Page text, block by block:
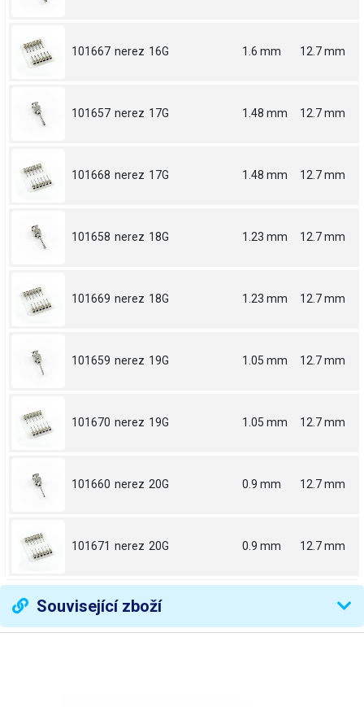
101667 nerez 16G 1.6 mm 12.7 mm
101657 nerez 17G 1.48 mm 12.7 mm
101668 nerez 17G 1.48 mm 12.7 mm
101658 nerez 18G 1.23 mm 12.7 mm
101669 nerez 18G 1.23 mm 12.7 mm
101659 nerez 19G 1.05 mm 12.7 mm
101670 nerez 19G 1.05 mm 12.7 mm
101660 nerez 20G 0.9 mm 12.7 mm
101671 nerez 20G 0.9 mm 12.7 mm
Související zboží